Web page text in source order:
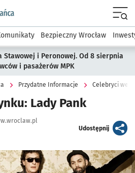
podserwis: Dla mieszkańca
Bezpieczny Wrocław
Stawowej i Peronowej. Od 8 sierpnia
i pasażerów MPK
Przydatne Informacje Celebryci we
Lady Pank
Udostępnijartykuł